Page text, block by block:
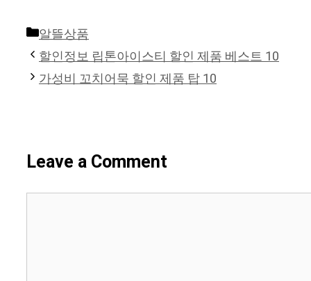
Categories
알뜰상품
할인정보 립톤아이스티 할인 제품 베스트 10
가성비 꼬치어묵 할인 제품 탑 10
Leave a Comment